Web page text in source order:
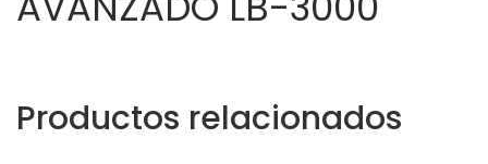
Productos relacionados